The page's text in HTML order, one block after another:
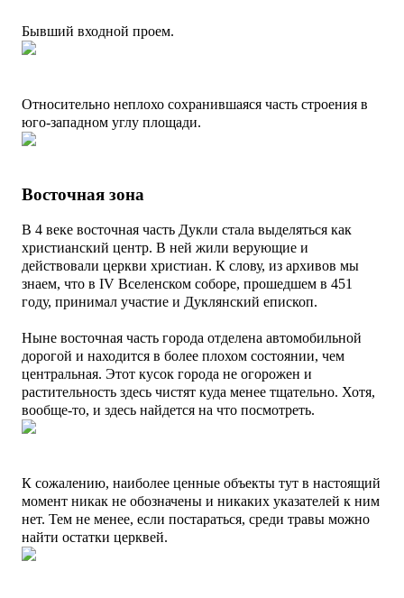
Бывший входной проем.
Относительно неплохо сохранившаяся часть строения в
юго-западном углу площади.
Восточная зона
В 4 веке восточная часть Дукли стала выделяться как
христианский центр. В ней жили верующие и
действовали церкви христиан. К слову, из архивов мы
знаем, что в IV Вселенском соборе, прошедшем в 451
году, принимал участие и Дуклянский епископ.
Ныне восточная часть города отделена автомобильной
дорогой и находится в более плохом состоянии, чем
центральная. Этот кусок города не огорожен и
растительность здесь чистят куда менее тщательно. Хотя,
вообще-то, и здесь найдется на что посмотреть.
К сожалению, наиболее ценные объекты тут в настоящий
момент никак не обозначены и никаких указателей к ним
нет. Тем не менее, если постараться, среди травы можно
найти остатки церквей.